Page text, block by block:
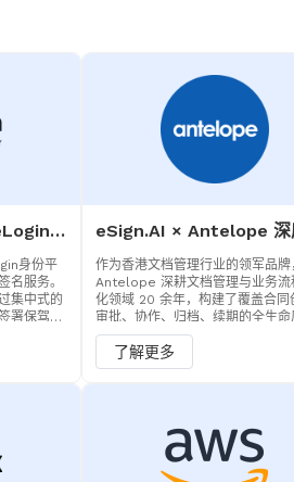
敏捷且安全——与OneLogin无缝集成，简化云应用访问
身份平
名服务。
集中式的
署保驾护
。
作为香港文档管理行业的领军品牌
Antelope 深耕文档管理与业务流
化领域 20 余年，构建了覆盖合同
审批、协作、归档、续期的全生命
理体系，服务超 1500 家跨行业客
借生成式 AI 赋能的解决方案与
27001、27017 信息安全认证，成
数字化转型的核心支撑。
了解更多